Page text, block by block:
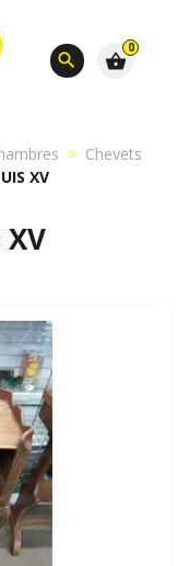
search
0
shopping_basket
Chevets
XV
XV